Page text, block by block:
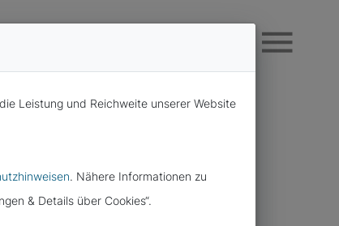
Leistung und Reichweite unserer Website
. Nähere Informationen zu
& Details über Cookies“.